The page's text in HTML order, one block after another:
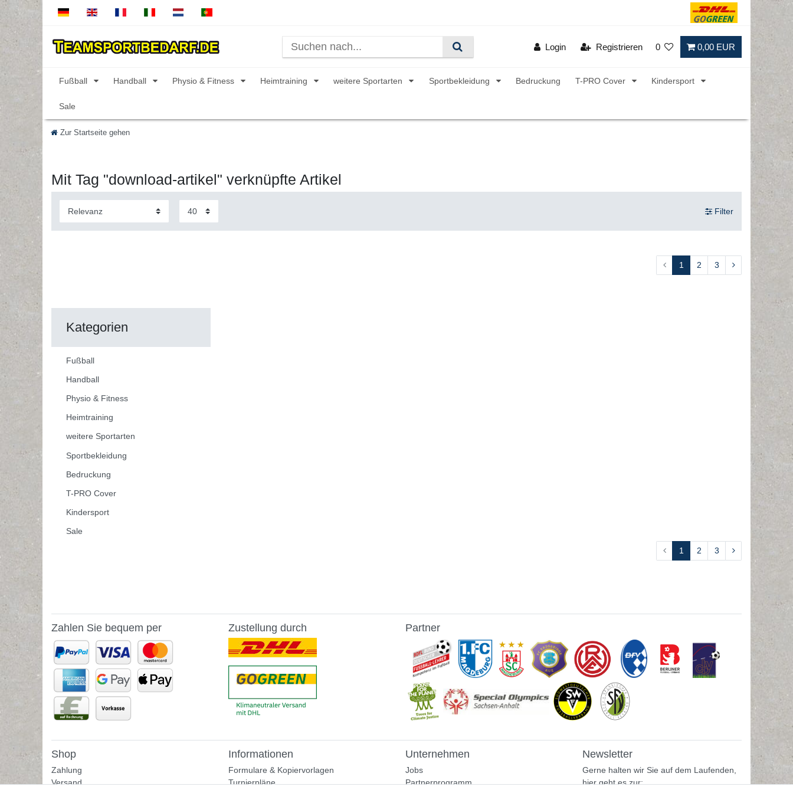
Login Registrieren 0 0,00 EUR
Fußball Handball Physio & Fitness Heimtraining weitere Sportarten Sportbekleidung Bedruckung T-PRO Cover Kindersport
Sale
Zur Startseite gehen
Mit Tag "download-artikel" verknüpfte Artikel
Filter
1 2 3
Kategorien
Fußball
Handball
Physio & Fitness
Heimtraining
weitere Sportarten
Sportbekleidung
Bedruckung
T-PRO Cover
Kindersport
Sale
1 2 3
Zahlen Sie bequem per Zustellung durch Partner
Shop
Zahlung
Versand
Informationen
Formulare & Kopiervorlagen
Turnierpläne
Unternehmen
Jobs
Partnerprogramm
Newsletter
Gerne halten wir Sie auf dem Laufenden,
hier geht es zur: